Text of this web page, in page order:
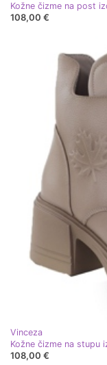
Kožne čizme na post
108,00 €
Vinceza
Kožne čizme na stupu
108,00 €